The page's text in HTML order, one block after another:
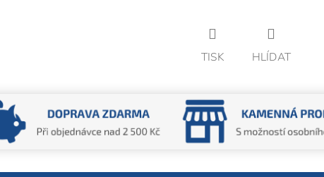
TISK HLÍDAT